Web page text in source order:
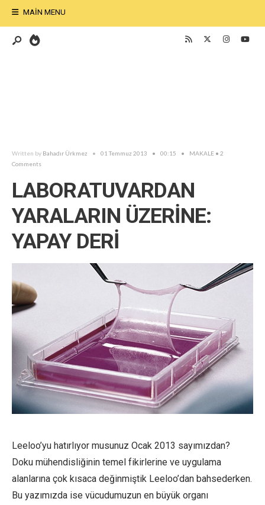
MAIN MENU
Written by Bahadır Ürkmez • 01 Temmuz 2013 • 00:15 • MAKALE • 2
Comments
LABORATUVARDAN
YARALARIN ÜZERİNE:
YAPAY DERİ
Leeloo’yu hatırlıyor musunuz Ocak 2013 sayımızdan?
Doku mühendisliğinin temel fikirlerine ve uygulama
alanlarına çok kısaca değinmiştik Leeloo’dan bahsederken.
Bu yazımızda ise vücudumuzun en büyük organı